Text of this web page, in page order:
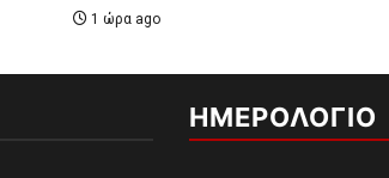
1 ώρα ago
ΗΜΕΡΟΛΟΓΙΟ